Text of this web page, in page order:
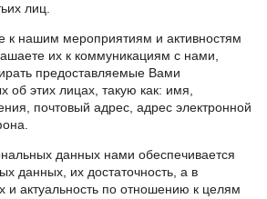
лиц.
к нашим мероприятиям и активностям
их к коммуникациям с нами,
предоставляемые Вами
об этих лицах, такую как: имя,
почтовый адрес, адрес электронной
данных нами обеспечивается
данных, их достаточность, а в
и актуальность по отношению к целям